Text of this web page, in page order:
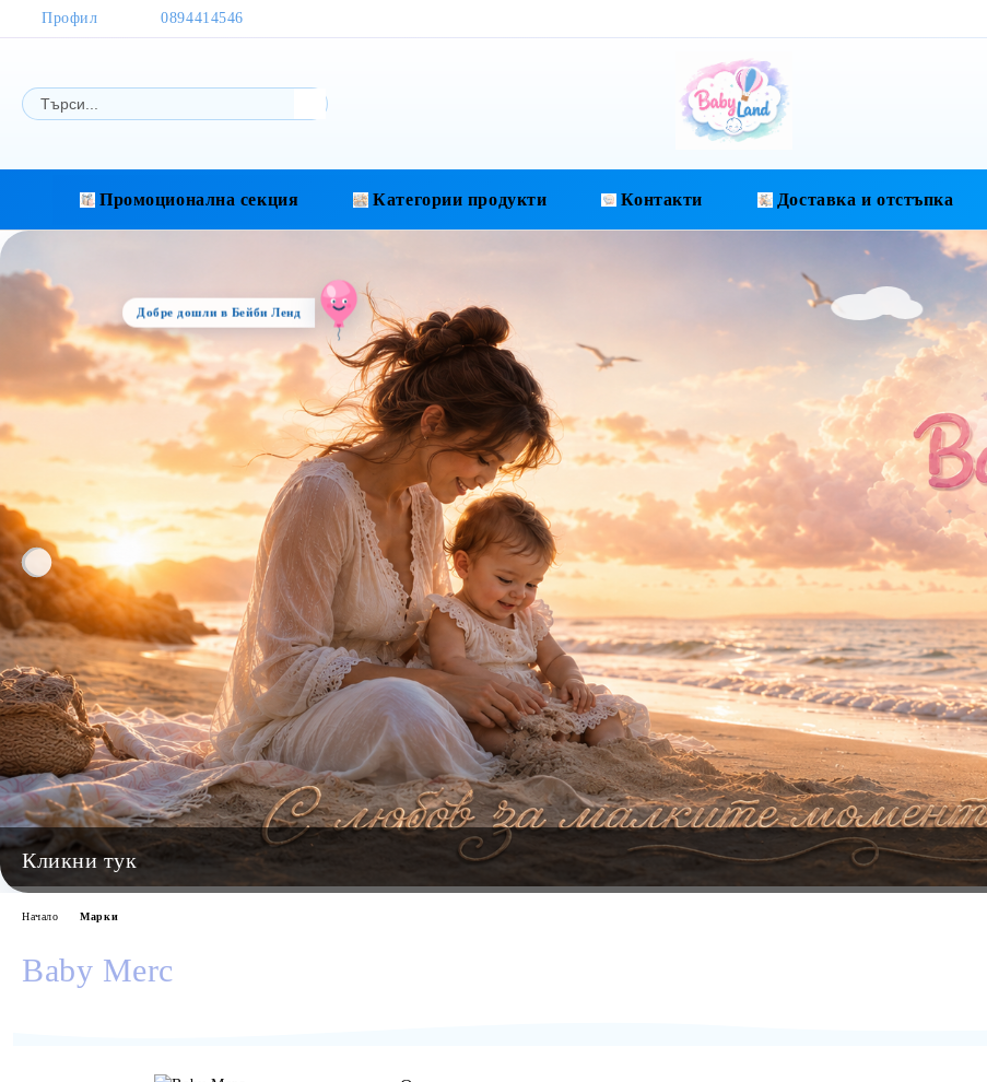
Профил 0894414546
Промоционална секция Категории продукти Контакти Доставка и отстъпка
Добре дошли в Бейби Ленд
Начало Марки
Baby Merc